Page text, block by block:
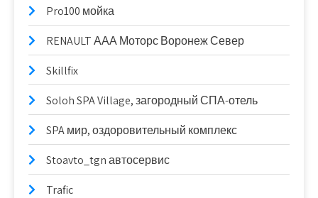
Pro100 мойка
RENAULT ААА Моторс Воронеж Север
Skillfix
Soloh SPA Village, загородный СПА-отель
SPA мир, оздоровительный комплекс
Stoavto_tgn автосервис
Trafic